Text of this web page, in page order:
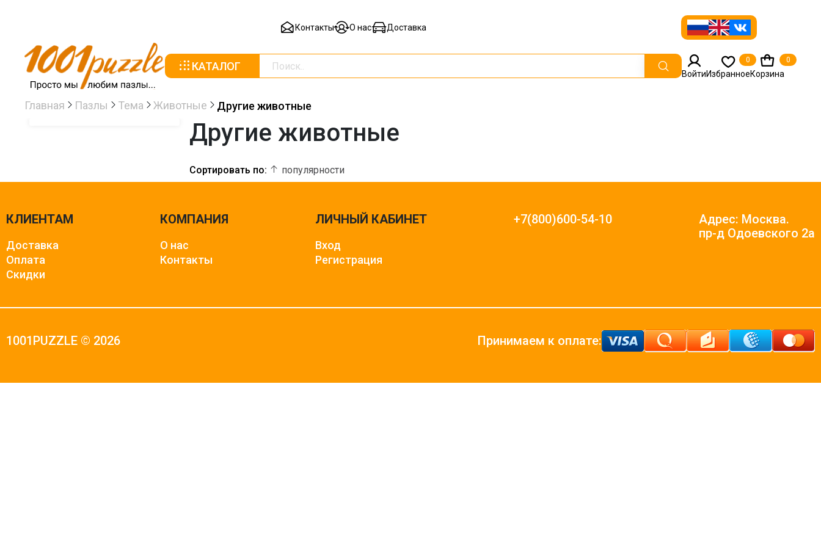
Контакты О нас Доставка
КАТАЛОГ
ВойтиИзбранное
0
Корзина
0
Главная Пазлы Тема Животные Другие животные
Другие животные
Сортировать по: популярности
КЛИЕНТАМ
Доставка
Оплата
Скидки
КОМПАНИЯ
О нас
Контакты
ЛИЧНЫЙ КАБИНЕТ
Вход
Регистрация
+7(800)600-54-10
Адрес: Москва.
пр-д Одоевского 2а
1001PUZZLE © 2026 Принимаем к оплате: